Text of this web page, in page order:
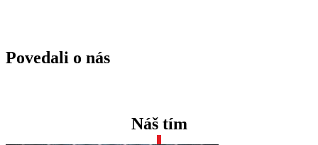
Povedali o nás
Náš tím